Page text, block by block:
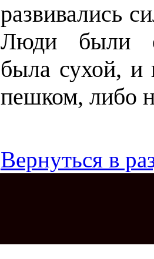
развивались
Люди были
была сухой, и
пешком, либо
Вернуться в